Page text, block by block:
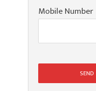
Mobile Number